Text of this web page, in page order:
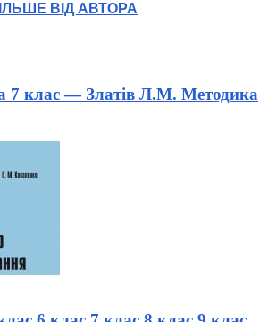
ВІД АВТОРА
7 клас — Златів Л.М. Методика